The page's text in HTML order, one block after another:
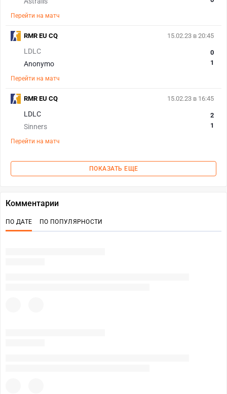
Перейти на матч
15.02.23 в 20:45
LDLC
Anonymo
0
1
Перейти на матч
RMR EU CQ
15.02.23 в 16:45
LDLC
Sinners
2
1
Перейти на матч
RMR EU CQ
ПОКАЗАТЬ ЕЩЕ
Комментарии
ПО ДАТЕ ПО ПОПУЛЯРНОСТИ